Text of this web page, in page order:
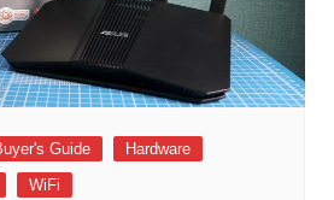
Guide
Hardware
WiFi